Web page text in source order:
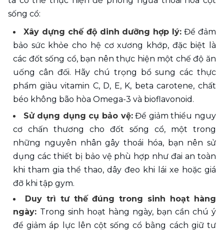
sống cổ:
Xây dựng chế độ dinh dưỡng hợp lý: Để đảm
bảo sức khỏe cho hệ cơ xương khớp, đặc biệt là
các đốt sống cổ, bạn nên thực hiện một chế độ ăn
uống cân đối. Hãy chú trọng bổ sung các thực
phẩm giàu vitamin C, D, E, K, beta carotene, chất
béo không bão hòa Omega-3 và bioflavonoid.
Sử dụng dụng cụ bảo vệ: Để giảm thiểu nguy
cơ chấn thương cho đốt sống cổ, một trong
những nguyên nhân gây thoái hóa, bạn nên sử
dụng các thiết bị bảo vệ phù hợp như đai an toàn
khi tham gia thể thao, dây đeo khi lái xe hoặc giá
đỡ khi tập gym.
Duy trì tư thế đúng trong sinh hoạt hàng
ngày: Trong sinh hoạt hàng ngày, bạn cần chú ý
để giảm áp lực lên cột sống cổ bằng cách giữ tư